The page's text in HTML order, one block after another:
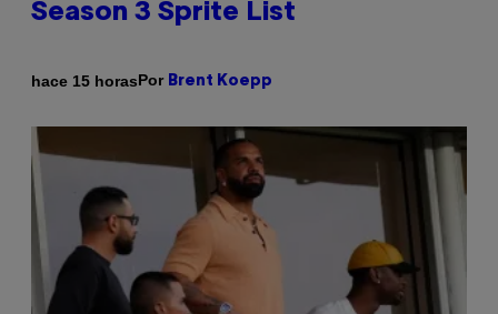
Season 3 Sprite List
hace 15 horasPor Brent Koepp